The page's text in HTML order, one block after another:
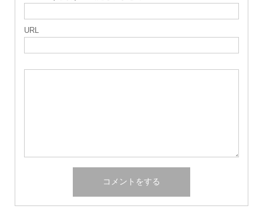
URL